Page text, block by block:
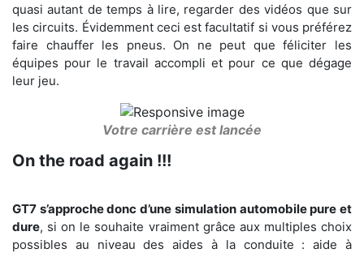
quasi autant de temps à lire, regarder des vidéos que sur
les circuits. Évidemment ceci est facultatif si vous préférez
faire chauffer les pneus. On ne peut que féliciter les
équipes pour le travail accompli et pour ce que dégage
leur jeu.
Votre carrière est lancée
On the road again !!!
GT7 s’approche donc d’une simulation automobile pure et
dure, si on le souhaite vraiment grâce aux multiples choix
possibles au niveau des aides à la conduite : aide à